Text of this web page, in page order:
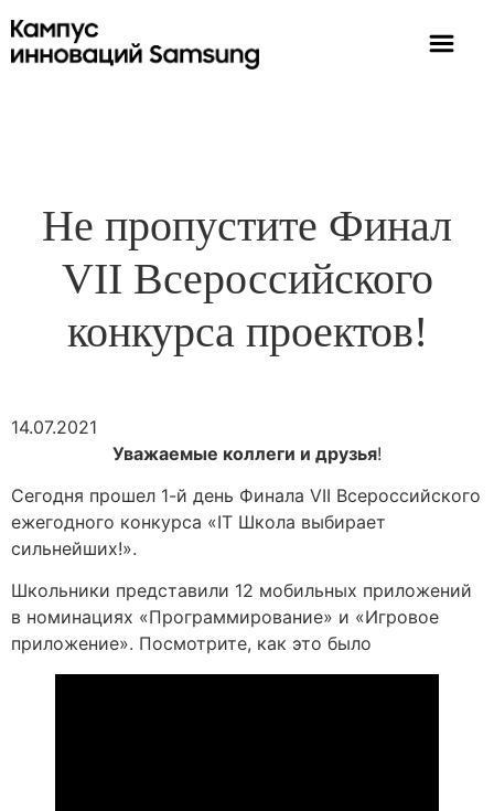
Не пропустите Финал
VII Всероссийского
конкурса проектов!
14.07.2021
Уважаемые коллеги и друзья!
Сегодня прошел 1-й день Финала VII Всероссийского
ежегодного конкурса «IT Школа выбирает
сильнейших!».
Школьники представили 12 мобильных приложений
в номинациях «Программирование» и «Игровое
приложение». Посмотрите, как это было